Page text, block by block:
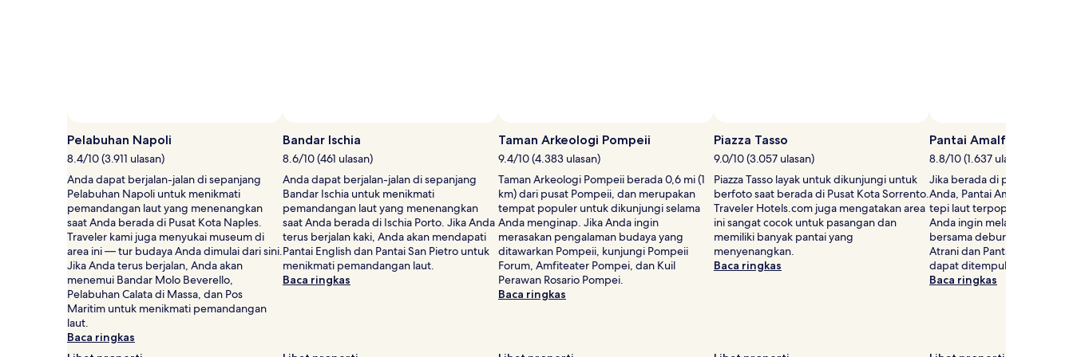
Pelabuhan Napoli
8.4/10 (3.911 ulasan)
Anda dapat berjalan-jalan di sepanjang
Pelabuhan Napoli untuk menikmati
pemandangan laut yang menenangkan
saat Anda berada di Pusat Kota Naples.
Traveler kami juga menyukai museum di
area ini — tur budaya Anda dimulai dari sini.
Jika Anda terus berjalan, Anda akan
menemui Bandar Molo Beverello,
Pelabuhan Calata di Massa, dan Pos
Maritim untuk menikmati pemandangan
laut.
Baca ringkas
Bandar Ischia
8.6/10 (461 ulasan)
Anda dapat berjalan-jalan di sepanjang
Bandar Ischia untuk menikmati
pemandangan laut yang menenangkan
saat Anda berada di Ischia Porto. Jika Anda
terus berjalan kaki, Anda akan mendapati
Pantai English dan Pantai San Pietro untuk
menikmati pemandangan laut.
Baca ringkas
Taman Arkeologi Pompeii
9.4/10 (4.383 ulasan)
Taman Arkeologi Pompeii berada 0,6 mi (1
km) dari pusat Pompeii, dan merupakan
tempat populer untuk dikunjungi selama
Anda menginap. Jika Anda ingin
merasakan pengalaman budaya yang
ditawarkan Pompeii, kunjungi Pompeii
Forum, Amfiteater Pompei, dan Kuil
Perawan Rosario Pompei.
Baca ringkas
Piazza Tasso
9.0/10 (3.057 ulasan)
Piazza Tasso layak untuk dikunjungi untuk
berfoto saat berada di Pusat Kota Sorrento.
Traveler Hotels.com juga mengatakan area
ini sangat cocok untuk pasangan dan
memiliki banyak pantai yang
menyenangkan.
Baca ringkas
Pantai Amalfi
8.8/10 (1.637 ulasan)
Jika berada di pantai adalah
Anda, Pantai Amalfi adalah
tepi laut terpopuler di pusat
Anda ingin melanjutkan
bersama deburan ombak,
Atrani dan Pantai
dapat ditempuh dengan
Baca ringkas